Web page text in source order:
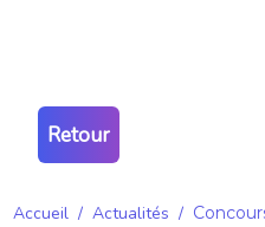
Retour
Accueil / Actualités /